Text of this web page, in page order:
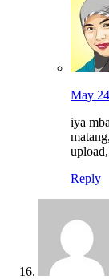
May
iya
Reply